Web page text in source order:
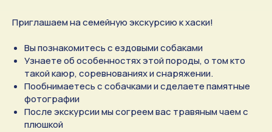
Приглашаем на семейную экскурсию к хаски!
Вы познакомитесь с ездовыми собаками
Узнаете об особенностях этой породы, о том кто
такой каюр, соревнованиях и снаряжении.
Пообнимаетесь с собачками и сделаете памятные
фотографии
После экскурсии мы согреем вас травяным чаем с
плюшкой